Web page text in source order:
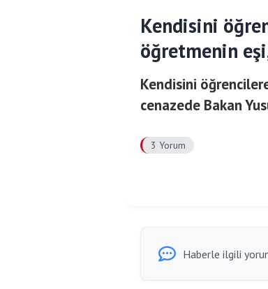
Kendisini
öğretmenin
Kendisini
cenazede Bakan
3 Yorum
Haberle ilgili